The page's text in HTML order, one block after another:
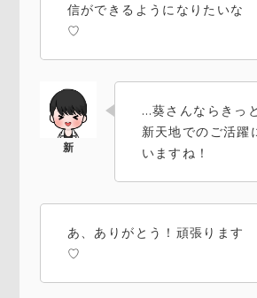
信ができるようになりたいな
♡
…葵さんならきっ
新天地でのご活躍
いますね！
あ、ありがとう！頑張ります
♡